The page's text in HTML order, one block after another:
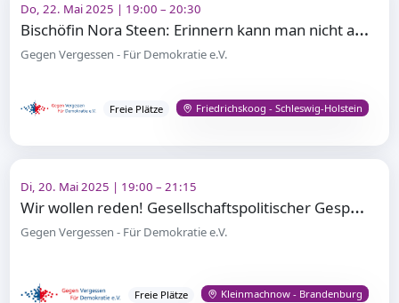
Do, 22. Mai 2025 | 19:00 – 20:30
B
ischöfin Nora Steen: Erinnern kann man nicht allein.
Gegen Vergessen - Für Demokratie e.V.
Freie Plätze Friedrichskoog - Schleswig-Holstein
Di, 20. Mai 2025 | 19:00 – 21:15
W
ir wollen reden! Gesellschaftspolitischer Gesprächskreis in den Neuen Kammerspielen Kleinmachnow
Gegen Vergessen - Für Demokratie e.V.
Freie Plätze Kleinmachnow - Brandenburg